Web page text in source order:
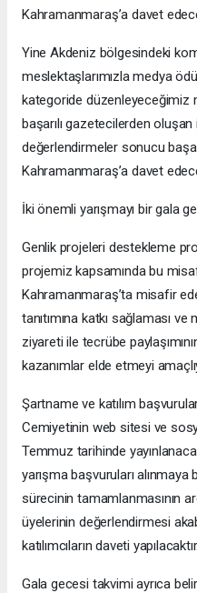
Kahramanmaraş’a davet
Yine Akdeniz bölgesindeki
meslektaşlarımızla medya
kategoride düzenleyeceğimiz
başarılı gazetecilerden oluşan
değerlendirmeler sonucu
Kahramanmaraş’a davet
İki önemli yarışmayı bir gala
Genlik projeleri destekleme
projemiz kapsamında bu
Kahramanmaraş’ta misafir
tanıtımına katkı sağlaması
ziyareti ile tecrübe
kazanımlar elde etmeyi
Şartname ve katılım
Cemiyetinin web sitesi ve
Temmuz tarihinde
yarışma başvuruları
sürecinin tamamlanmasının
üyelerinin değerlendirmesi
katılımcıların daveti yapılacaktır.
Gala gecesi takvimi ayrıca